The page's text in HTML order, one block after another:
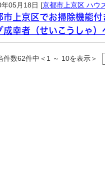
年05月18日 [京都市上京区 ハウ
市上京区でお掃除機能
成幸者（せいこうしゃ）
件数62件中＜1 ～ 10を表示＞